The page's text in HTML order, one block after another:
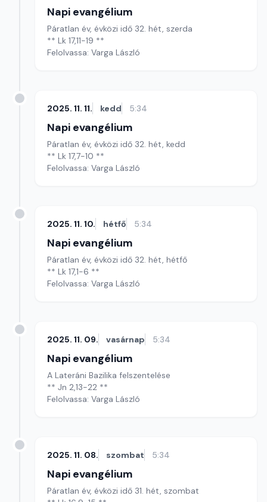
Napi evangélium
Páratlan év, évközi idő 32. hét, szerda
** Lk 17,11-19 **
Felolvassa: Varga László
2025. 11. 11. kedd 5:34
Napi evangélium
Páratlan év, évközi idő 32. hét, kedd
** Lk 17,7-10 **
Felolvassa: Varga László
2025. 11. 10. hétfő 5:34
Napi evangélium
Páratlan év, évközi idő 32. hét, hétfő
** Lk 17,1-6 **
Felolvassa: Varga László
2025. 11. 09. vasárnap 5:34
Napi evangélium
A Lateráni Bazilika felszentelése
** Jn 2,13-22 **
Felolvassa: Varga László
2025. 11. 08. szombat 5:34
Napi evangélium
Páratlan év, évközi idő 31. hét, szombat